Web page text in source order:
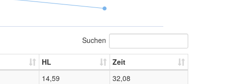
Suchen
HL
Zeit
14,59
32,08